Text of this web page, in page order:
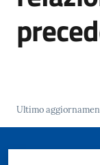
San
Giorgio
di
Amministrazione
Ultimo